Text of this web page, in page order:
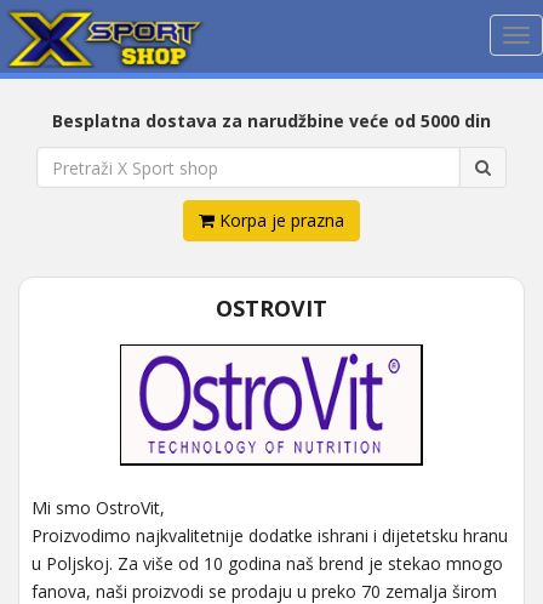
Besplatna dostava za narudžbine veće od 5000 din
Korpa je prazna
OSTROVIT
Mi smo OstroVit,
Proizvodimo najkvalitetnije dodatke ishrani i dijetetsku hranu
u Poljskoj. Za više od 10 godina naš brend je stekao mnogo
fanova, naši proizvodi se prodaju u preko 70 zemalja širom